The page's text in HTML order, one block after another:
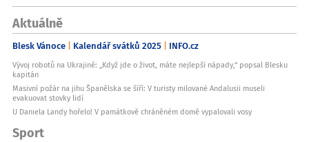
Aktuálně
Blesk Vánoce Kalendář svátků 2025 INFO.cz
Vývoj robotů na Ukrajině: „Když jde o život, máte nejlepší nápady,“ popsal Blesku
kapitán
Masivní požár na jihu Španělska se šíří: V turisty milované Andalusii museli
evakuovat stovky lidí
U Daniela Landy hořelo! V památkově chráněném domě vypalovali vosy
Sport